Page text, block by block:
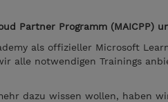
Partner Programm (MAICPP)
als offizieller Microsoft
alle notwendigen Trainings
dazu wissen wollen, haben